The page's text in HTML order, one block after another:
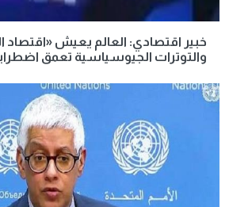
خبير اقتصادي: العالم يعيش «اقتصاد
والتوترات الجيوسياسية تعمق